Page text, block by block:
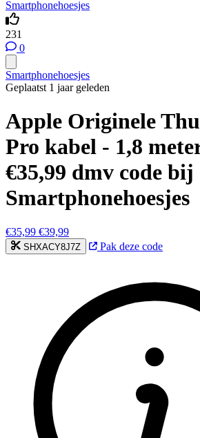
Smartphonehoesjes
231
0
Smartphonehoesjes
Geplaatst 1 jaar geleden
Apple Originele
Pro kabel - 1,8
€35,99 dmv code bij
Smartphonehoesjes
€35,99 €39,99
SHXACY8J7Z Pak deze code